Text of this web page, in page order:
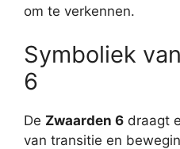
om te verkennen.
Symboliek
6
De Zwaarden 6 draagt
van transitie en